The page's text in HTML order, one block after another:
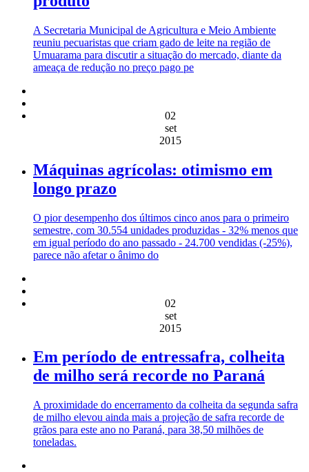
A Secretaria Municipal de Agricultura e Meio Ambiente
reuniu pecuaristas que criam gado de leite na região de
Umuarama para discutir a situação do mercado, diante da
ameaça de redução no preço pago pe
02
set
2015
Máquinas agrícolas: otimismo em
longo prazo
O pior desempenho dos últimos cinco anos para o primeiro
semestre, com 30.554 unidades produzidas - 32% menos que
em igual período do ano passado - 24.700 vendidas (-25%),
parece não afetar o ânimo do
02
set
2015
Em período de entressafra, colheita
de milho será recorde no Paraná
A proximidade do encerramento da colheita da segunda safra
de milho elevou ainda mais a projeção de safra recorde de
grãos para este ano no Paraná, para 38,50 milhões de
toneladas.